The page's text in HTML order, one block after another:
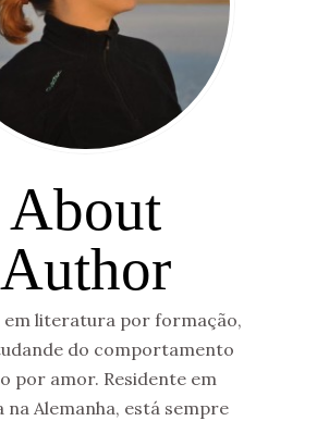
About
Author
em literatura por formação,
do comportamento
por amor. Residente em
na Alemanha, está sempre